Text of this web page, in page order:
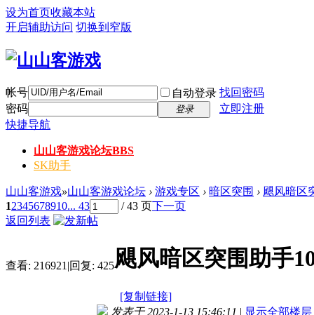
设为首页收藏本站
开启辅助访问 切换到窄版
帐号 自动登录 找回密码
密码
登录
立即注册
快捷导航
山山客游戏论坛BBS
SK助手
山山客游戏»山山客游戏论坛 › 游戏专区 › 暗区突围 › 飓风暗区
12345678910... 43 / 43 页下一页
返回列表
查看: 216921 |回复: 425飓风暗区突围助手
[复制链接]
发表于 2023-1-13 15:46:11 | 显示全部楼层